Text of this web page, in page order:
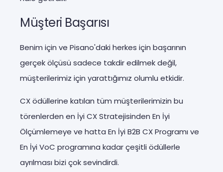
Müşteri Başarısı
Benim için ve Pisano'daki herkes için başarının
gerçek ölçüsü sadece takdir edilmek değil,
müşterilerimiz için yarattığımız olumlu etkidir.
CX ödüllerine katılan tüm müşterilerimizin bu
törenlerden en İyi CX Stratejisinden En İyi
Ölçümlemeye ve hatta En İyi B2B CX Programı ve
En İyi VoC programına kadar çeşitli ödüllerle
ayrılması bizi çok sevindirdi.